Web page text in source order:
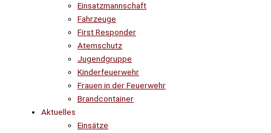
Einsatzmannschaft
Fahrzeuge
First Responder
Atemschutz
Jugendgruppe
Kinderfeuerwehr
Frauen in der Feuerwehr
Brandcontainer
Aktuelles
Einsätze